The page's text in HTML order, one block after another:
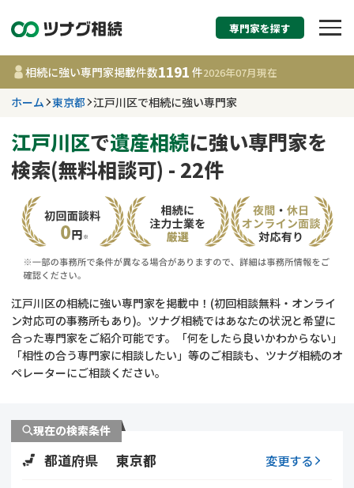
相続税申告・相続手
す
東京都
事務所
相談内容で探す
相続登記
遺留分侵害額請求
コラム
相続手続き
専門家を探す
相続に強い専門家掲載件数1191 件2026年07月現在
ホーム 東京都 江戸川区で相続に強い専門家
江戸川区で遺産相続に強い専門家を
検索(無料相談可) - 22件
江戸川区の相続に強い専門家を掲載中！(初回相談無料・オンライ
ン対応可の事務所もあり)。ツナグ相続ではあなたの状況と希望に
合った専門家をご紹介可能です。「何をしたら良いかわからない」
「相性の合う専門家に相談したい」等のご相談も、ツナグ相続のオ
ペレーターにご相談ください。
現在の検索条件
都道府県 東京都 変更する